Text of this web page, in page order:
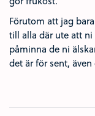
Förutom att jag
till alla där ute att
påminna de ni
det är för sent,